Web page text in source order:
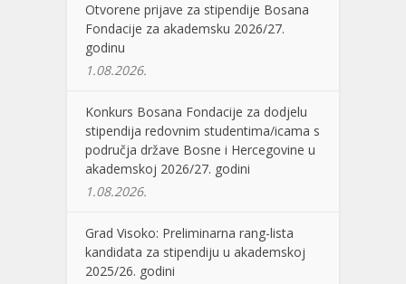
Otvorene prijave za stipendije Bosana
Fondacije za akademsku 2026/27.
godinu
1.08.2026.
Konkurs Bosana Fondacije za dodjelu
stipendija redovnim studentima/icama s
područja države Bosne i Hercegovine u
akademskoj 2026/27. godini
1.08.2026.
Grad Visoko: Preliminarna rang-lista
kandidata za stipendiju u akademskoj
2025/26. godini